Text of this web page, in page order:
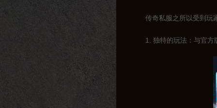
传奇私服之所以受到玩
1. 独特的玩法：与官